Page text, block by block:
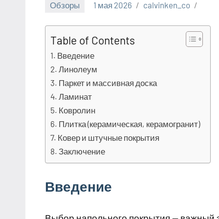
Обзоры 1 мая 2026 calvinken_co
Table of Contents
Введение
Линолеум
Паркет и массивная доска
Ламинат
Ковролин
Плитка (керамическая, керамогранит)
Ковер и штучные покрытия
Заключение
Введение